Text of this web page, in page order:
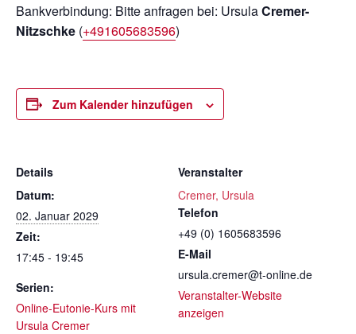
Bankverbindung: Bitte anfragen bei: UrsulaCremer-
Nitzschke (+491605683596)
Zum Kalender hinzufügen
Details
Datum:
02. Januar 2029
Zeit:
17:45 - 19:45
Serien:
Online-Eutonie-Kurs mit
Ursula Cremer
Veranstalter
Cremer, Ursula
Telefon
+49 (0) 1605683596
E-Mail
ursula.cremer@t-online.de
Veranstalter-Website
anzeigen